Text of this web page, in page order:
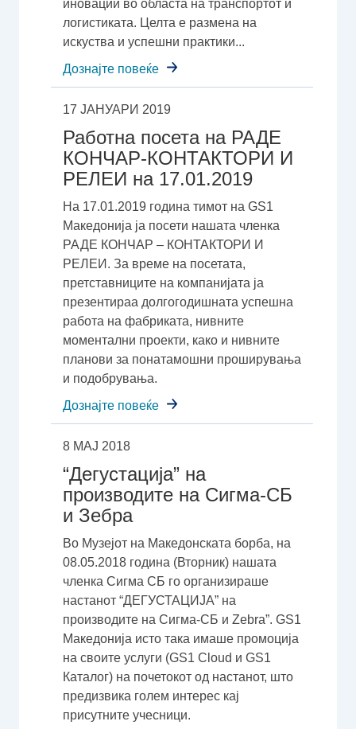
иновации во областа на транспортот и
логистиката. Целта е размена на
искуства и успешни практики...
Дознајте повеќе
17 ЈАНУАРИ 2019
Работна посета на РАДЕ
КОНЧАР-КОНТАКТОРИ И
РЕЛЕИ на 17.01.2019
На 17.01.2019 година тимот на GS1
Македонија ја посети нашата членка
РАДЕ КОНЧАР – КОНТАКТОРИ И
РЕЛЕИ. За време на посетата,
претставниците на компанијата ја
презентираа долгогодишната успешна
работа на фабриката, нивните
моментални проекти, како и нивните
планови за понатамошни проширувања
и подобрувања.
Дознајте повеќе
8 МАЈ 2018
“Дегустација” на
производите на Сигма-СБ
и Зебра
Во Музејот на Македонската борба, на
08.05.2018 година (Вторник) нашата
членка Сигма СБ го организираше
настанот “ДЕГУСТАЦИЈА” на
производите на Сигма-СБ и Zebra”. GS1
Македонија исто така имаше промоција
на своите услуги (GS1 Cloud и GS1
Каталог) на почетокот од настанот, што
предизвика голем интерес кај
присутните учесници.